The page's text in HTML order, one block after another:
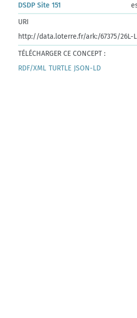
DSDP Site 151
URI
http://data.loterre.fr/ark:/67375/26L-
TÉLÉCHARGER CE CONCEPT :
RDF/XML TURTLE JSON-LD